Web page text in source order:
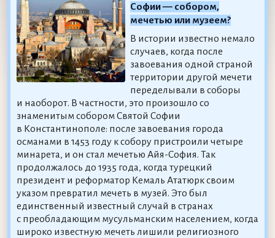
Софии — собором,
мечетью или музеем?
В истории известно немало
случаев, когда после
завоевания одной страной
территории другой мечети
переделывали в соборы
и наоборот. В частности, это произошло со
знаменитым собором Святой Софии
в Константинополе: после завоевания города
османами в 1453 году к собору пристроили четыре
минарета, и он стал мечетью Айя-София. Так
продолжалось до 1935 года, когда турецкий
президент и реформатор Кемаль Ататюрк своим
указом превратил мечеть в музей. Это был
единственный известный случай в странах
с преобладающим мусульманским населением, когда
широко известную мечеть лишили религиозного